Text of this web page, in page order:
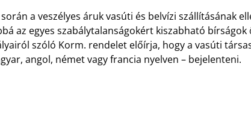
a veszélyes áruk vasúti és belvízi szállításának
az egyes szabálytalanságokért kiszabható
szóló Korm. rendelet előírja, hogy a vasúti
angol, német vagy francia nyelven – bejelenteni.